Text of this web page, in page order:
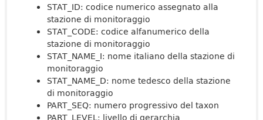
STAT_ID: codice numerico assegnato alla
stazione di monitoraggio
STAT_CODE: codice alfanumerico della
stazione di monitoraggio
STAT_NAME_I: nome italiano della stazione di
monitoraggio
STAT_NAME_D: nome tedesco della stazione
di monitoraggio
PART_SEQ: numero progressivo del taxon
PART_LEVEL: livello di gerarchia